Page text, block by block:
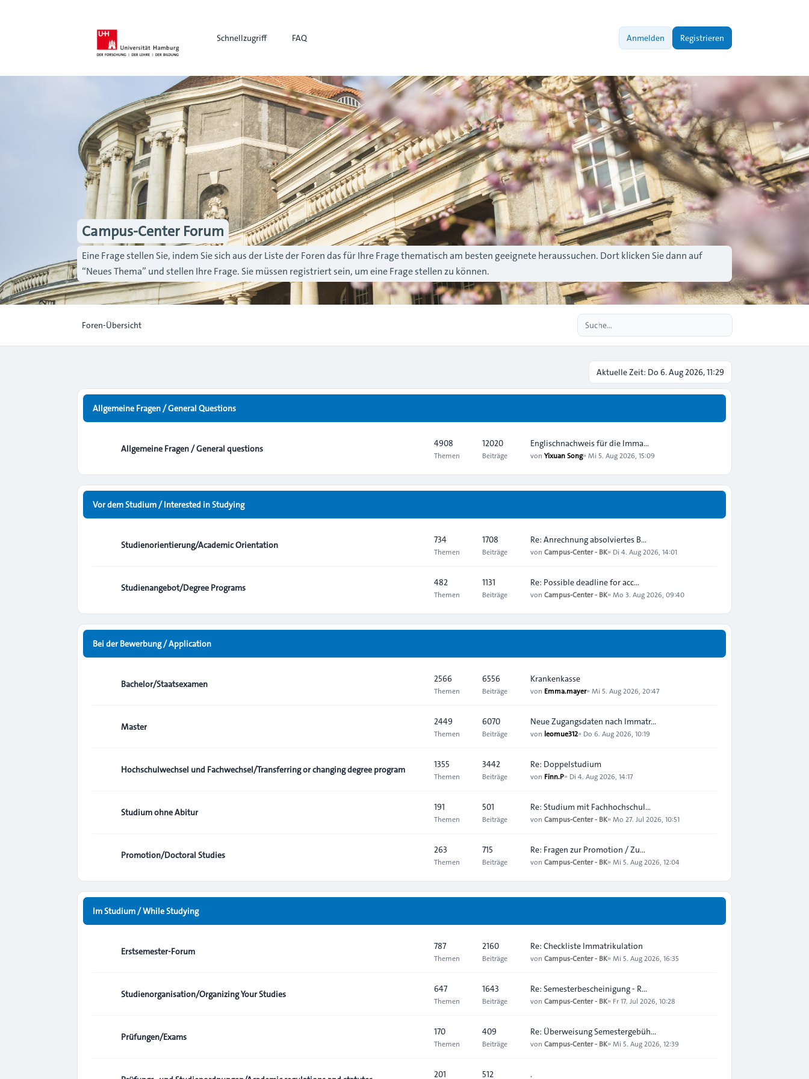
Schnellzugriff FAQ Anmelden Registrieren
Campus-Center Forum
Eine Frage stellen Sie, indem Sie sich aus der Liste der Foren das für Ihre Frage thematisch am besten geeignete heraussuchen. Dort klicken Sie dann auf
“Neues Thema” und stellen Ihre Frage. Sie müssen registriert sein, um eine Frage stellen zu können.
Foren-Übersicht
Aktuelle Zeit: Do 6. Aug 2026, 11:29
Allgemeine Fragen / General Questions
Allgemeine Fragen / General questions 4908
Themen
12020
Beiträge
Englischnachweis für die Imma…
von Yixuan Song» Mi 5. Aug 2026, 15:09
Vor dem Studium / Interested in Studying
Studienorientierung/Academic Orientation 734
Themen
1708
Beiträge
Re: Anrechnung absolviertes B…
von Campus-Center - BK» Di 4. Aug 2026, 14:01
Studienangebot/Degree Programs 482
Themen
1131
Beiträge
Re: Possible deadline for acc…
von Campus-Center - BK» Mo 3. Aug 2026, 09:40
Bei der Bewerbung / Application
Bachelor/Staatsexamen 2566
Themen
6556
Beiträge
Krankenkasse
von Emma.mayer» Mi 5. Aug 2026, 20:47
Master 2449
Themen
6070
Beiträge
Neue Zugangsdaten nach Immatr…
von leomue312» Do 6. Aug 2026, 10:19
Hochschulwechsel und Fachwechsel/Transferring or changing degree program 1355
Themen
3442
Beiträge
Re: Doppelstudium
von Finn.P» Di 4. Aug 2026, 14:17
Studium ohne Abitur 191
Themen
501
Beiträge
Re: Studium mit Fachhochschul…
von Campus-Center - BK» Mo 27. Jul 2026, 10:51
Promotion/Doctoral Studies 263
Themen
715
Beiträge
Re: Fragen zur Promotion / Zu…
von Campus-Center - BK» Mi 5. Aug 2026, 12:04
Im Studium / While Studying
Erstsemester-Forum 787
Themen
2160
Beiträge
Re: Checkliste Immatrikulation
von Campus-Center - BK» Mi 5. Aug 2026, 16:35
Studienorganisation/Organizing Your Studies 647
Themen
1643
Beiträge
Re: Semesterbescheinigung - R…
von Campus-Center - BK» Fr 17. Jul 2026, 10:28
Prüfungen/Exams 170
Themen
409
Beiträge
Re: Überweisung Semestergebüh…
von Campus-Center - BK» Mi 5. Aug 2026, 12:39
201 512 .